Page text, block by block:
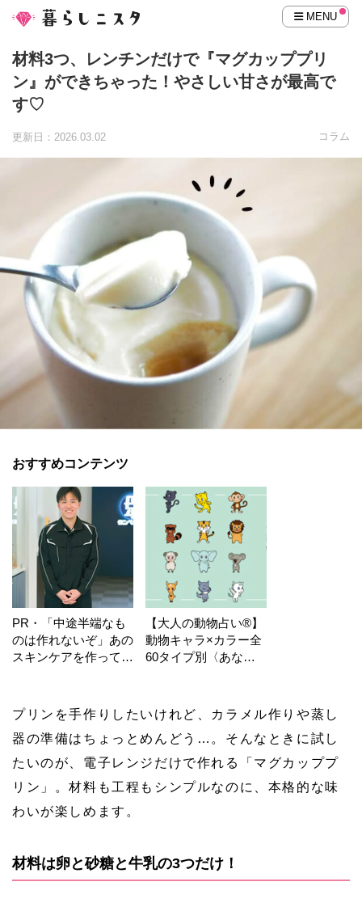
MENU
材料3つ、レンチンだけで『マグカッププリ
ン』ができちゃった！やさしい甘さが最高で
す♡
更新日：2026.03.02 コラム
おすすめコンテンツ
PR・「中途半端なも
のは作れないぞ」あの
スキンケアを作ってい
【大人の動物占い®】
動物キャラ×カラー全
60タイプ別〈あなた
プリンを手作りしたいけれど、カラメル作りや蒸し
器の準備はちょっとめんどう…。そんなときに試し
たいのが、電子レンジだけで作れる「マグカッププ
リン」。材料も工程もシンプルなのに、本格的な味
わいが楽しめます。
材料は卵と砂糖と牛乳の3つだけ！